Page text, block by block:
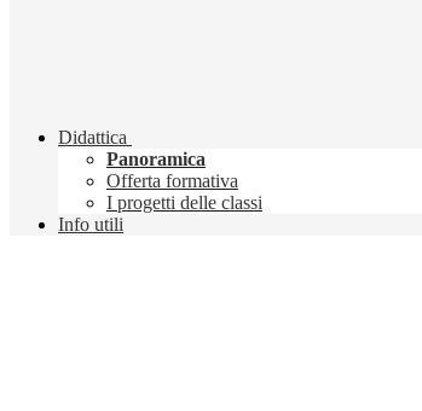
Didattica
Panoramica
Offerta formativa
I progetti delle classi
Info utili